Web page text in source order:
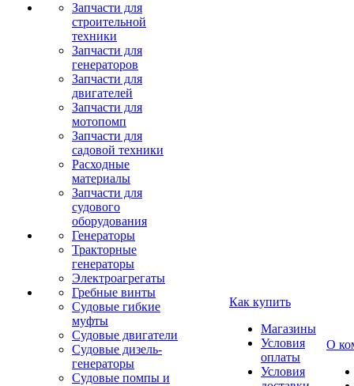
Запчасти для
строительной
техники
Запчасти для
генераторов
Запчасти для
двигателей
Запчасти для
мотопомп
Запчасти для
садовой техники
Расходные
материалы
Запчасти для
судового
оборудования
Генераторы
Тракторные
генераторы
Электроагрегаты
Гребные винты
Судовые гибкие
муфты
Судовые двигатели
Судовые дизель-
генераторы
Судовые помпы и
Как купить
Магазины
Условия
оплаты
Условия
О